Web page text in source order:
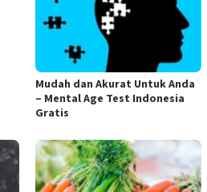
Mudah dan Akurat Untuk Anda
– Mental Age Test Indonesia
Gratis